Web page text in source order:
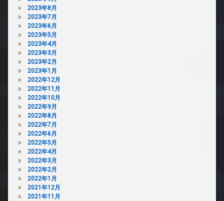
2023年8月
2023年7月
2023年6月
2023年5月
2023年4月
2023年3月
2023年2月
2023年1月
2022年12月
2022年11月
2022年10月
2022年9月
2022年8月
2022年7月
2022年6月
2022年5月
2022年4月
2022年3月
2022年2月
2022年1月
2021年12月
2021年11月